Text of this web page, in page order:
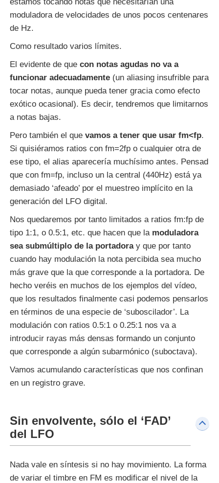
moduladora de velocidades de unos pocos centenares
de Hz.
Como resultado varios límites.
El evidente de que con notas agudas no va a
funcionar adecuadamente (un aliasing insufrible para
tocar notas, aunque pueda tener gracia como efecto
exótico ocasional). Es decir, tendremos que limitarnos
a notas bajas.
Pero también el que vamos a tener que usar fm<fp.
Si quisiéramos ratios con fm=2fp o cualquier otra de
ese tipo, el alias aparecería muchísimo antes. Pensad
que con fm=fp, incluso un la central (440Hz) está ya
demasiado ‘afeado’ por el muestreo implícito en la
generación del LFO digital.
Nos quedaremos por tanto limitados a ratios fm:fp de
tipo 1:1, o 0.5:1, etc. que hacen que la moduladora
sea submúltiplo de la portadoray que por tanto
cuando hay modulación la nota percibida sea mucho
más grave que la que corresponde a la portadora. De
hecho veréis en muchos de los ejemplos del vídeo,
que los resultados finalmente casi podemos pensarlos
en términos de una especie de ‘suboscilador’. La
modulación con ratios 0.5:1 o 0.25:1 nos va a
introducir rayas más densas formando un conjunto
que corresponde a algún subarmónico (suboctava).
Vamos acumulando características que nos confinan
en un registro grave.
Sin envolvente, sólo el ‘FAD’
del LFO
Nada vale en síntesis si no hay movimiento. La forma
de variar el timbre en FM es modificar el nivel de la